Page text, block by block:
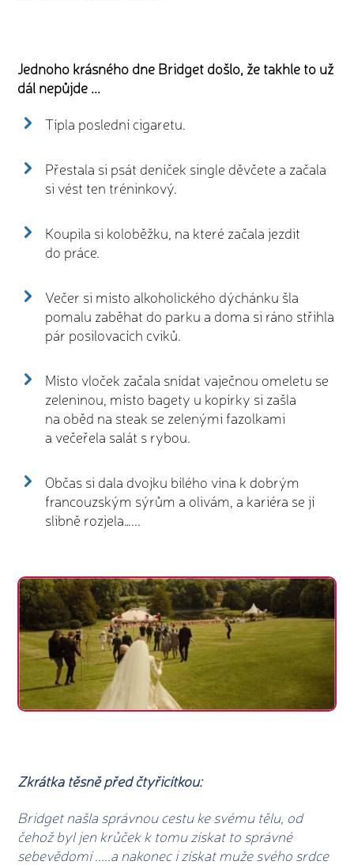
Jednoho krásného dne Bridget došlo, že takhle to už
dál nepůjde ...
Típla poslední cigaretu.
Přestala si psát deníček single děvčete a začala
si vést ten tréninkový.
Koupila si koloběžku, na které začala jezdit
do práce.
Večer si místo alkoholického dýchánku šla
pomalu zaběhat do parku a doma si ráno střihla
pár posilovacích cviků.
Místo vloček začala snídat vaječnou omeletu se
zeleninou, místo bagety u kopírky si zašla
na oběd na steak se zelenými fazolkami
a večeřela salát s rybou.
Občas si dala dvojku bílého vína k dobrým
francouzským sýrům a olivám, a kariéra se jí
slibně rozjela…...
Zkrátka těsně před čtyřicítkou:
Bridget našla správnou cestu ke svému tělu, od
čehož byl jen krůček k tomu získat to správné
sebevědomí .....a nakonec i získat muže svého srdce